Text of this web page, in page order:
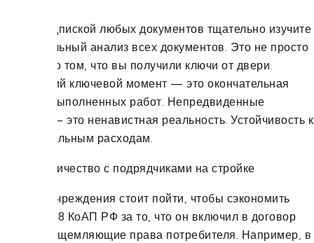
Перед подпиской любых документов тщательно изучите
их. Тщательный анализ всех документов. Это не просто
подписка о том, что вы получили ключи от двери.
Следующий ключевой момент — это окончательная
приемка выполненных работ. Непредвиденные
расходы — это ненавистная реальность. Устойчивость к
дополнительным расходам.
Но в эти учреждения стоит пойти, чтобы сэкономить
деньги. 14.8 КоАП РФ за то, что он включил в договор
условия, ущемляющие права потребителя. Например, в